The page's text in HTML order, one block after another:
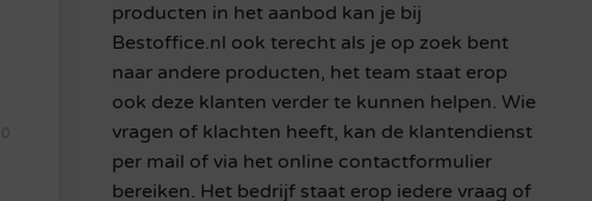
0
producten in het aanbod kan je bij
Bestoffice.nl ook terecht als je op zoek bent
naar andere producten, het team staat erop
ook deze klanten verder te kunnen helpen. Wie
vragen of klachten heeft, kan de klantendienst
per mail of via het online contactformulier
bereiken. Het bedrijf staat erop iedere vraag of